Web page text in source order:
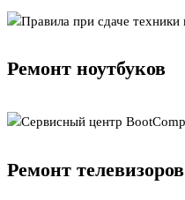
Ремонт ноутбуков
Ремонт телевизоров